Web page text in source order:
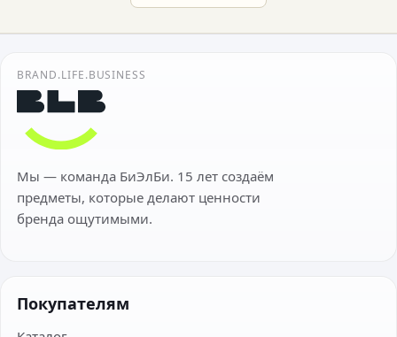
BRAND.LIFE.BUSINESS
Мы — команда БиЭлБи. 15 лет создаём
предметы, которые делают ценности
бренда ощутимыми.
Покупателям